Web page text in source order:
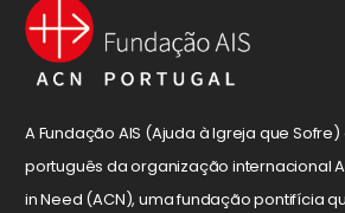
A Fundação AIS (Ajuda à Igreja que
português da organização internacional
in Need (ACN), uma fundação pontifícia